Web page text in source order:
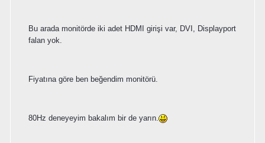
Bu arada monitörde iki adet HDMI girişi var, DVI, Displayport
falan yok.
Fiyatına göre ben beğendim monitörü.
80Hz deneyeyim bakalım bir de yarın.